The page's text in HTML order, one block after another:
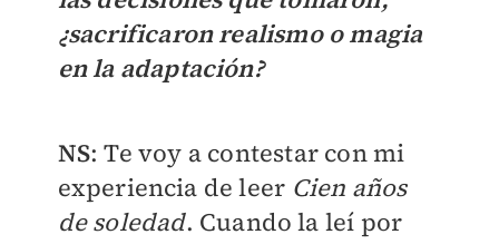
¿sacrificaron realismo o magia
en la adaptación?
NS: Te voy a contestar con mi
experiencia de leer Cien años
de soledad. Cuando la leí por